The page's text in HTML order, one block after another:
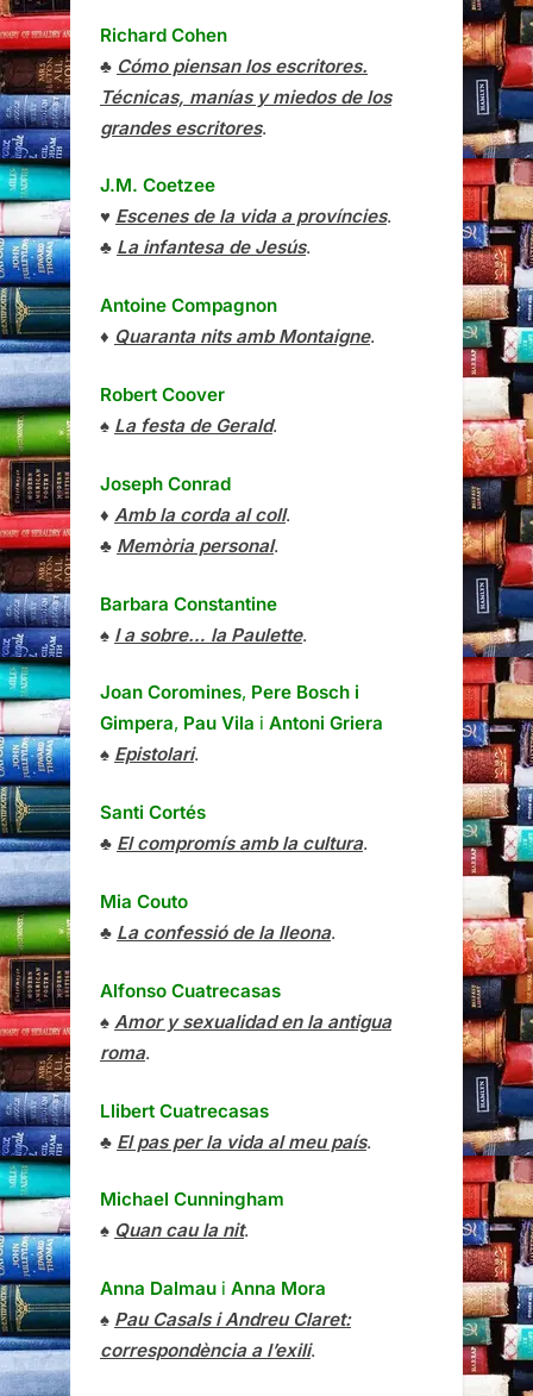
Richard Cohen
♣ Cómo piensan los escritores.
Técnicas, manías y miedos de los
grandes escritores.
J.M. Coetzee
♥ Escenes de la vida a províncies.
♣ La infantesa de Jesús.
Antoine Compagnon
♦ Quaranta nits amb Montaigne.
Robert Coover
♠ La festa de Gerald.
Joseph Conrad
♦ Amb la corda al coll.
♣ Memòria personal.
Barbara Constantine
♠ I a sobre… la Paulette.
Joan Coromines, Pere Bosch i
Gimpera, Pau Vila i Antoni Griera
♠ Epistolari.
Santi Cortés
♣ El compromís amb la cultura.
Mia Couto
♣ La confessió de la lleona.
Alfonso Cuatrecasas
♠ Amor y sexualidad en la antigua
roma.
Llibert Cuatrecasas
♣ El pas per la vida al meu país.
Michael Cunningham
♠ Quan cau la nit.
Anna Dalmau i Anna Mora
♠ Pau Casals i Andreu Claret:
correspondència a l’exili.